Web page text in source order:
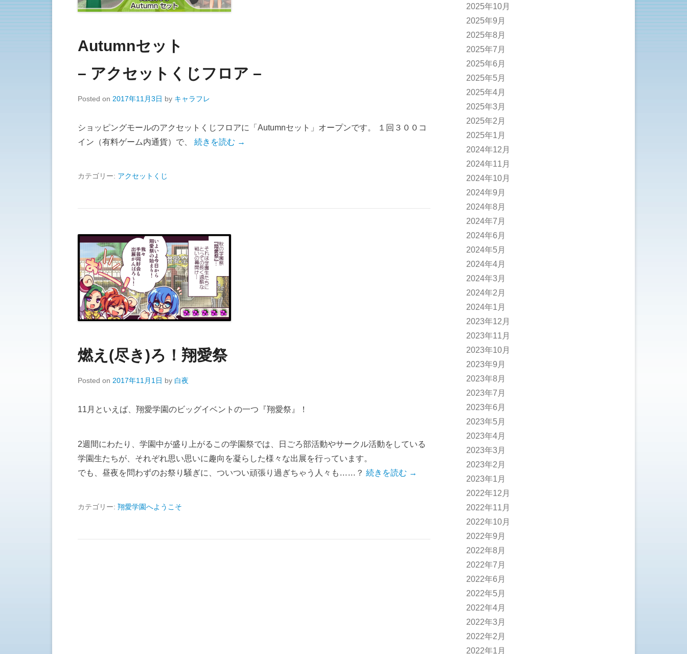
Autumnセット
– アクセットくじフロア –
Posted on 2017年11月3日 by キャラフレ
ショッピングモールのアクセットくじフロアに「Autumnセット」オープンです。 １回３００コ
イン（有料ゲーム内通貨）で、 続きを読む →
カテゴリー: アクセットくじ
燃え(尽き)ろ！翔愛祭
Posted on 2017年11月1日 by 白夜
11月といえば、翔愛学園のビッグイベントの一つ『翔愛祭』！
2週間にわたり、学園中が盛り上がるこの学園祭では、日ごろ部活動やサークル活動をしている
学園生たちが、それぞれ思い思いに趣向を凝らした様々な出展を行っています。
でも、昼夜を問わずのお祭り騒ぎに、ついつい頑張り過ぎちゃう人々も……？ 続きを読む →
カテゴリー: 翔愛学園へようこそ
2025年10月
2025年9月
2025年8月
2025年7月
2025年6月
2025年5月
2025年4月
2025年3月
2025年2月
2025年1月
2024年12月
2024年11月
2024年10月
2024年9月
2024年8月
2024年7月
2024年6月
2024年5月
2024年4月
2024年3月
2024年2月
2024年1月
2023年12月
2023年11月
2023年10月
2023年9月
2023年8月
2023年7月
2023年6月
2023年5月
2023年4月
2023年3月
2023年2月
2023年1月
2022年12月
2022年11月
2022年10月
2022年9月
2022年8月
2022年7月
2022年6月
2022年5月
2022年4月
2022年3月
2022年2月
2022年1月